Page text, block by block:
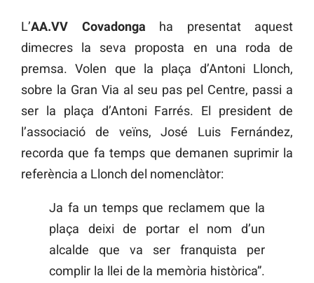
L’AA.VV Covadonga ha presentat aquest
dimecres la seva proposta en una roda de
premsa. Volen que la plaça d’Antoni Llonch,
sobre la Gran Via al seu pas pel Centre, passi a
ser la plaça d’Antoni Farrés. El president de
l’associació de veïns, José Luis Fernández,
recorda que fa temps que demanen suprimir la
referència a Llonch del nomenclàtor:
Ja fa un temps que reclamem que la
plaça deixi de portar el nom d’un
alcalde que va ser franquista per
complir la llei de la memòria històrica”.